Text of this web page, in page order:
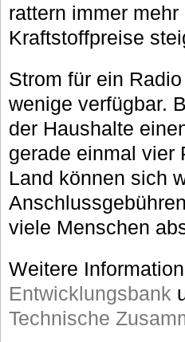
rattern immer
Kraftstoffpreise
Strom für ein
wenige verfügbar.
der Haushalte
gerade einmal vier
Land können sich
viele Menschen
Weitere
Entwicklungsbank
Technische